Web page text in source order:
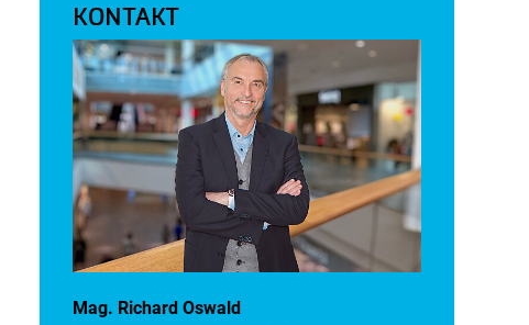
KONTAKT
Mag. Richard Oswald